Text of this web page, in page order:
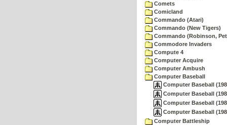
Comets
Comicland
Commando (Atari)
Commando (New Tigers)
Commando (Robinson,
Commodore Invaders
Compute 4
Computer Acquire
Computer Ambush
Computer Baseball
Computer Baseball
Computer Baseball
Computer Baseball
Computer Baseball
Computer Battleship